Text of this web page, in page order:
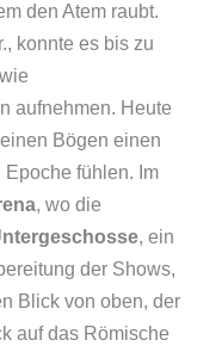
den Atem raubt.
konnte es bis zu
aufnehmen. Heute
Bögen einen
fühlen. Im
, wo die
, ein
der Shows,
Blick von oben, der
auf das Römische